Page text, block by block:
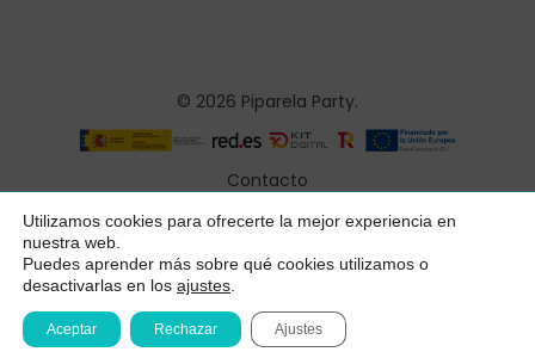
Subtotal: 0,00
Ver Carrito
© 2026 Piparela Party.
Contacto
Aviso legal
Política de privacidad
Condiciones generales
Declaración de accesibilidad
Utilizamos cookies para ofrecerte la mejor experiencia en
nuestra web.
Puedes aprender más sobre qué cookies utilizamos o
desactivarlas en los ajustes
Aceptar Rechazar Ajustes